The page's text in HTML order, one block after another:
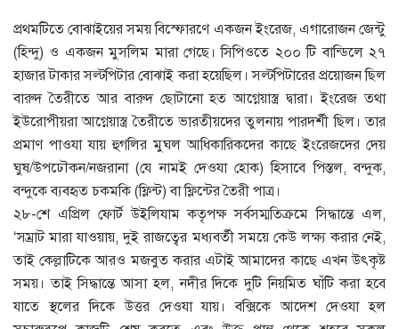
প্রথমটিতে বোঝাইয়ের সময় বিস্ফোরণে একজন ইংরেজ, এগারোজন জেন্টু
(হিন্দু) ও একজন মুসলিম মারা গেছে। সিপিওতে ২০০ টি বান্ডিলে ২৭
হাজার টাকার সল্টপিটার বোঝাই করা হয়েছিল। সল্টপিটারের প্রয়োজন ছিল
বারুদ তৈরীতে আর বারুদ ছোটানো হত আগ্নেয়াস্ত্র দ্বারা। ইংরেজ তথা
ইউরোপীয়রা আগ্নেয়াস্ত্র তৈরীতে ভারতীয়দের তুলনায় পারদর্শী ছিল। তার
প্রমাণ পাওযা যায় হুগলির মুঘল আধিকারিকদের কাছে ইংরেজদের দেয়
ঘুষ/উপঢৌকন/নজরানা (যে নামই দেওযা হোক) হিসাবে পিস্তল, বন্দুক,
বন্দুকে ব্যবহৃত চকমকি (ফ্লিন্ট) বা ফ্লিন্টের তৈরী পাত্র।
২৮-শে এপ্রিল ফোর্ট উইলিযাম কতৃপক্ষ সর্বসম্মতিক্রমে সিদ্ধান্তে এল,
‘সম্রাট মারা যাওয়ায়, দুই রাজত্বের মধ্যবর্তী সময়ে কেউ লক্ষ্য করার নেই,
তাই কেল্লাটিকে আরও মজবুত করার এটাই আমাদের কাছে এখন উৎকৃষ্ট
সময়। তাই সিদ্ধান্তে আসা হল, নদীর দিকে দুটি নিয়মিত ঘাঁটি করা হবে
যাতে স্থলের দিকে উত্তর দেওযা যায়। বক্সিকে আদেশ দেওযা হল